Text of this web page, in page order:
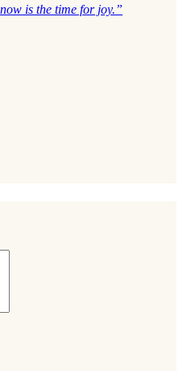
is the time for joy.”